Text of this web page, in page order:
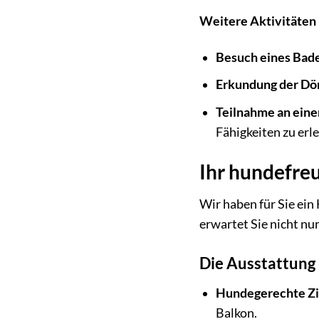
Weitere Aktivitäten
Besuch eines
Erkundung der
Teilnahme an
Fähigkeiten zu
Ihr
Wir haben für Sie
erwartet Sie nicht
Die
Hundegerechte
Balkon.